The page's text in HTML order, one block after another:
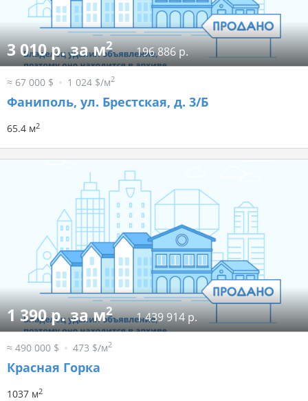
3 010 р. за м2 196 886 р.
≈ 67 000 $ 1 024 $/м2
Фаниполь, ул. Брестская, д. 3/Б
65.4 м2
1 390 р. за м2 1 439 914 р.
≈ 490 000 $ 473 $/м2
Красная Горка
1037 м2